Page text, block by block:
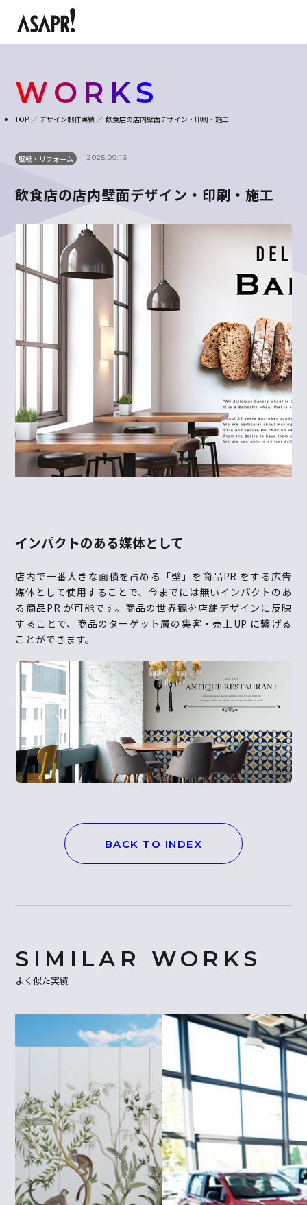
WORKS
TOP デザイン制作実績 飲食店の店内壁面デザイン・印刷・施工
壁紙・リフォーム 2025.09.16
飲食店の店内壁面デザイン・印刷・施工
インパクトのある媒体として
店内で一番大きな面積を占める「壁」を商品PR をする広告
媒体として使用することで、今までには無いインパクトのあ
る商品PR が可能です。商品の世界観を店舗デザインに反映
することで、商品のターゲット層の集客・売上UP に繋げる
ことができます。
BACK TO INDEX
よく似た実績